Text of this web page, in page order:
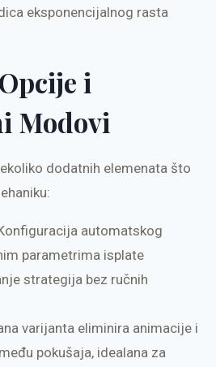
eksponencijalnog rasta
i
Modovi
dodatnih elemenata što
automatskog
parametrima isplate
strategija bez ručnih
varijanta eliminira animacije i
pokušaja, idealana za